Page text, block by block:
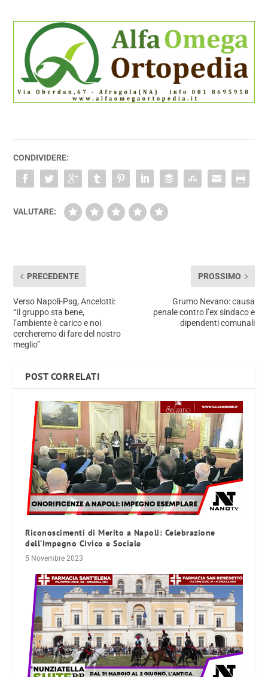
CONDIVIDERE:
VALUTARE:
PRECEDENTE
Verso Napoli-Psg, Ancelotti:
“Il gruppo sta bene,
l’ambiente è carico e noi
cercheremo di fare del nostro
meglio”
PROSSIMO
Grumo Nevano: causa
penale contro l’ex sindaco e
dipendenti comunali
POST CORRELATI
Riconoscimenti di Merito a Napoli: Celebrazione
dell’Impegno Civico e Sociale
5 Novembre 2023